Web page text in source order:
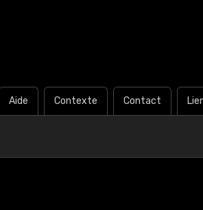
Aide Contexte Contact